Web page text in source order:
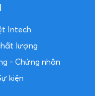
Intech
lượng
- Chứng nhận
kiện